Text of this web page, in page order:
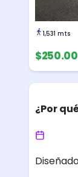
1,531 mts
$250.00
¿Por